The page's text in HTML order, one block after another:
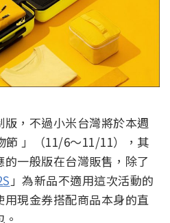
，不過小米台灣將於本週
節 」（11/6～11/11），其
一般版在台灣販售，除了
」為新品不適用這次活動的
現金券搭配商品本身的直